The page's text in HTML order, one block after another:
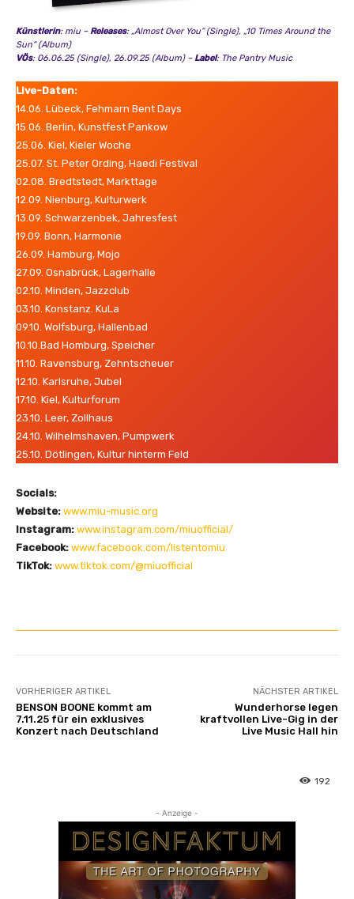
Künstlerin: miu – Releases: „Almost Over You“ (Single), „10 Times Around the
Sun“ (Album)
VÖs: 06.06.25 (Single), 26.09.25 (Album) – Label: The Pantry Music
Live-Daten:
14.06. Lübeck, Fehmarn Bent Days
15.06. Berlin, Kunstfest Pankow
25.06. Kiel, Kieler Woche
25.07. St. Peter Ording, Haedi Festival
02.08. Bredtstedt, Markttage
12.09. Nienburg, Kulturwerk
13.09. Schwarzenbek, Jahresfest
19.09. Bonn, Harmonie
26.09. Hamburg, Mojo
27.09. Osnabrück, Lagerhalle
02.10. Minden, Jazzclub
03.10. Konstanz. KuLa
09.10. Wolfsburg, Hallenbad
10.10.Bad Homburg, Speicher
11.10. Ravensburg, Zehntscheuer
12.10. Karlsruhe, Jubel
17.10. Kiel, Kulturforum
23.10. Leer, Zollhaus
24.10. Wilhelmshaven, Pumpwerk
25.10. Dötlingen, Kultur hinterm Feld
Socials:
Website: www.miu-music.org
Instagram: www.instagram.com/miuofficial/
Facebook: www.facebook.com/listentomiu
TikTok: www.tiktok.com/@miuofficial
VORHERIGER ARTIKEL
BENSON BOONE kommt am
7.11.25 für ein exklusives
Konzert nach Deutschland
NÄCHSTER ARTIKEL
Wunderhorse legen
kraftvollen Live-Gig in der
Live Music Hall hin
192
- Anzeige -